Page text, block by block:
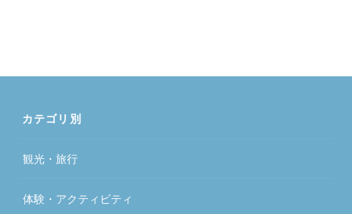
カテゴリ別
観光・旅行
体験・アクティビティ